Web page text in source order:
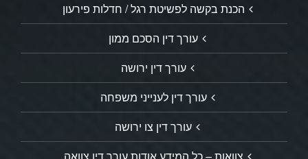
הכנת בקשה לפשיטת רגל / חדלות פירעון
עורך דין הסכם ממון
עורך דין ירושה
עורך דין לענייני משפחה
עורך דין צו ירושה